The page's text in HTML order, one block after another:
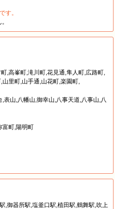
す。
,高峯町,滝川町,花見通,隼人町,広路町,
里町,山手通,山花町,楽園町,
表山,八幡山,御幸山,八事天道,八事山,八
富町,陽明町
,御器所駅,塩釜口駅,植田駅,鶴舞駅,吹上